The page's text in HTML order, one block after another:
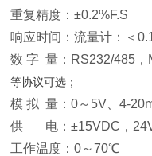
重复精度：±0.2%F.S
响应时间：流量计：＜
数 字 量：RS232/485，
等协议可选；
模 拟 量：0～5V、4-
供 电：±15VDC，
工作温度：0～70℃